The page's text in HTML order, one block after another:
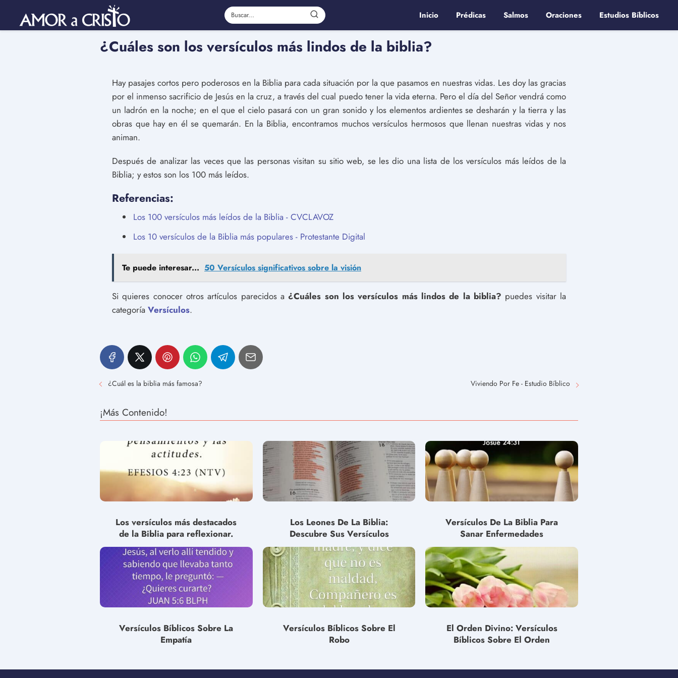
Inicio Prédicas Salmos Oraciones Estudios Bíblicos
¿Cuáles son los versículos más lindos de la biblia?
Hay pasajes cortos pero poderosos en la Biblia para cada situación por la que pasamos en nuestras vidas. Les doy las gracias
por el inmenso sacrificio de Jesús en la cruz, a través del cual puedo tener la vida eterna. Pero el día del Señor vendrá como
un ladrón en la noche; en el que el cielo pasará con un gran sonido y los elementos ardientes se desharán y la tierra y las
obras que hay en él se quemarán. En la Biblia, encontramos muchos versículos hermosos que llenan nuestras vidas y nos
animan.
Después de analizar las veces que las personas visitan su sitio web, se les dio una lista de los versículos más leídos de la
Biblia; y estos son los 100 más leídos.
Referencias:
Los 100 versículos más leídos de la Biblia - CVCLAVOZ
Los 10 versículos de la Biblia más populares - Protestante Digital
Te puede interesar... 50 Versículos significativos sobre la visión
Si quieres conocer otros artículos parecidos a ¿Cuáles son los versículos más lindos de la biblia? puedes visitar la
categoría Versículos.
¿Cuál es la biblia más famosa? Viviendo Por Fe - Estudio Bíblico
¡Más Contenido!
Los versículos más destacados
de la Biblia para reflexionar.
Los Leones De La Biblia:
Descubre Sus Versículos
Versículos De La Biblia Para
Sanar Enfermedades
Versículos Bíblicos Sobre La
Empatía
Versículos Bíblicos Sobre El
Robo
El Orden Divino: Versículos
Bíblicos Sobre El Orden